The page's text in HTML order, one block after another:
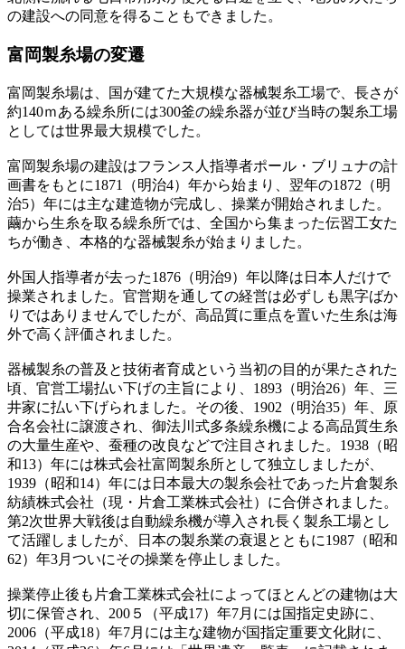
の建設への同意を得ることもできました。
富岡製糸場の変遷
富岡製糸場は、国が建てた大規模な器械製糸工場で、長さが
約140ｍある繰糸所には300釜の繰糸器が並び当時の製糸工場
としては世界最大規模でした。
富岡製糸場の建設はフランス人指導者ポール・ブリュナの計
画書をもとに1871（明治4）年から始まり、翌年の1872（明
治5）年には主な建造物が完成し、操業が開始されました。
繭から生糸を取る繰糸所では、全国から集まった伝習工女た
ちが働き、本格的な器械製糸が始まりました。
外国人指導者が去った1876（明治9）年以降は日本人だけで
操業されました。官営期を通しての経営は必ずしも黒字ばか
りではありませんでしたが、高品質に重点を置いた生糸は海
外で高く評価されました。
器械製糸の普及と技術者育成という当初の目的が果たされた
頃、官営工場払い下げの主旨により、1893（明治26）年、三
井家に払い下げられました。その後、1902（明治35）年、原
合名会社に譲渡され、御法川式多条繰糸機による高品質生糸
の大量生産や、蚕種の改良などで注目されました。1938（昭
和13）年には株式会社富岡製糸所として独立しましたが、
1939（昭和14）年には日本最大の製糸会社であった片倉製糸
紡績株式会社（現・片倉工業株式会社）に合併されました。
第2次世界大戦後は自動繰糸機が導入され長く製糸工場とし
て活躍しましたが、日本の製糸業の衰退とともに1987（昭和
62）年3月ついにその操業を停止しました。
操業停止後も片倉工業株式会社によってほとんどの建物は大
切に保管され、200５（平成17）年7月には国指定史跡に、
2006（平成18）年7月には主な建物が国指定重要文化財に、